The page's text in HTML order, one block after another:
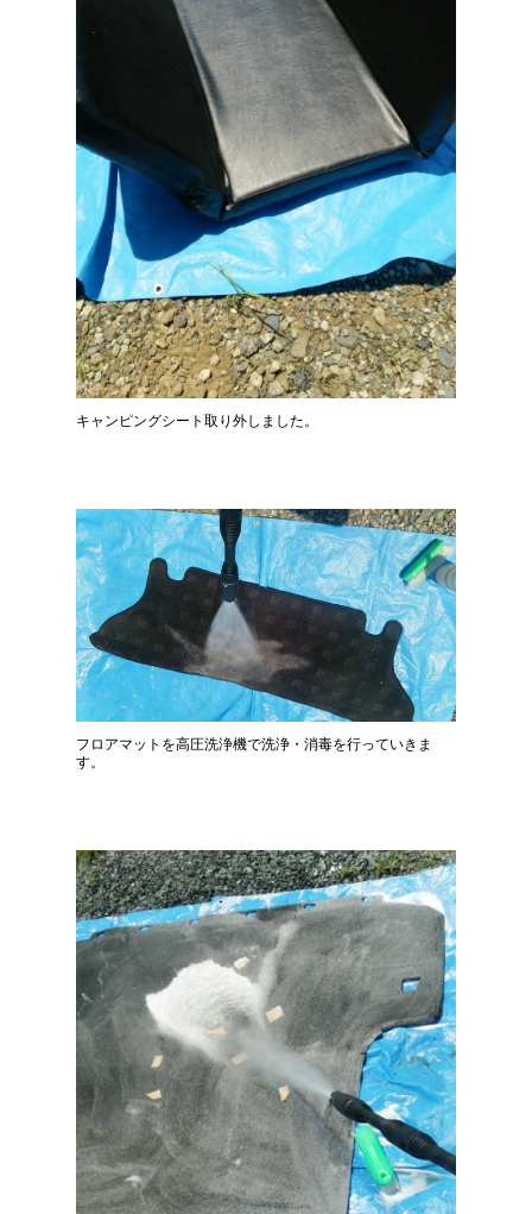
キャンピングシート取り外しました。
フロアマットを高圧洗浄機で洗浄・消毒を行っていきま
す。